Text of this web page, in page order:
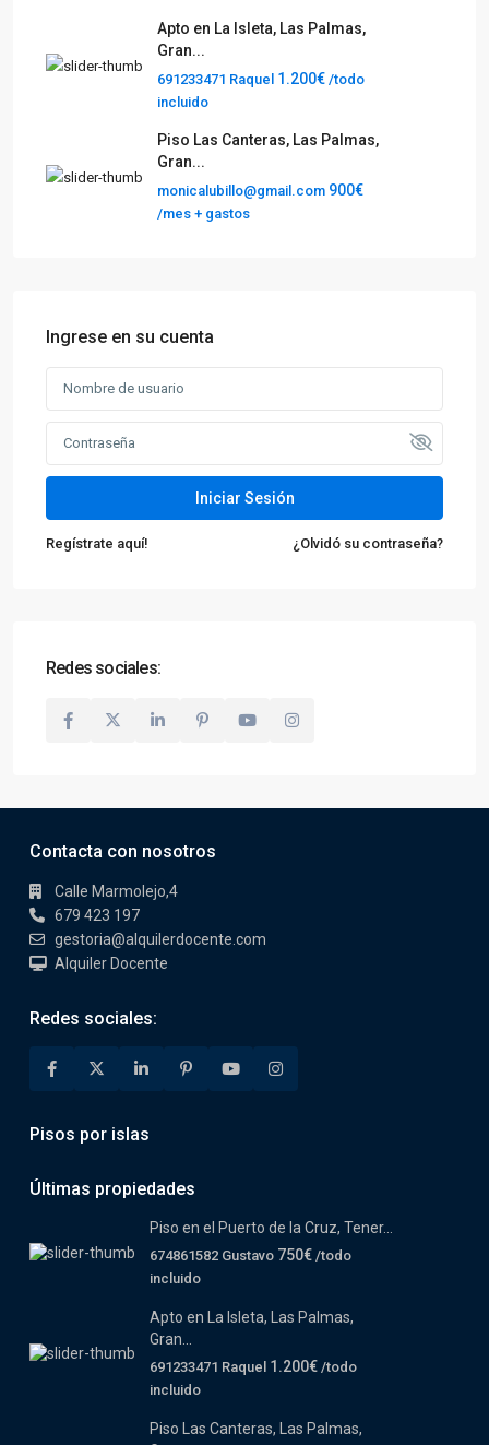
Apto en La Isleta, Las Palmas,
Gran...
691233471 Raquel 1.200€ /todo
incluido
Piso Las Canteras, Las Palmas,
Gran...
monicalubillo@gmail.com 900€
/mes + gastos
Ingrese en su cuenta
Iniciar Sesión
Regístrate aquí! ¿Olvidó su contraseña?
Redes sociales:
Contacta con nosotros
Calle Marmolejo,4
679 423 197
gestoria@alquilerdocente.com
Alquiler Docente
Redes sociales:
Pisos por islas
Últimas propiedades
Piso en el Puerto de la Cruz, Tener...
674861582 Gustavo 750€ /todo
incluido
Apto en La Isleta, Las Palmas,
Gran...
691233471 Raquel 1.200€ /todo
incluido
Piso Las Canteras, Las Palmas,